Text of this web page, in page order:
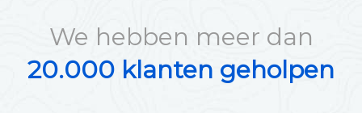
We hebben meer dan
20.000 klanten geholpen